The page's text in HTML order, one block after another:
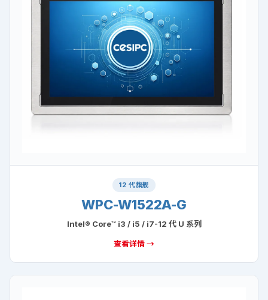
12 代旗舰
WPC-W1522A-G
Intel® Core™ i3 / i5 / i7-12 代 U 系列
查看详情 →